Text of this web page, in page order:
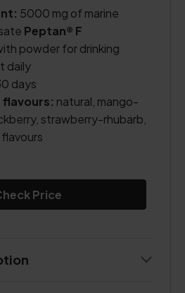
5000 mg of marine
Peptan® F
powder for drinking
daily
days
flavours: natural, mango-
strawberry-rhubarb,
Price